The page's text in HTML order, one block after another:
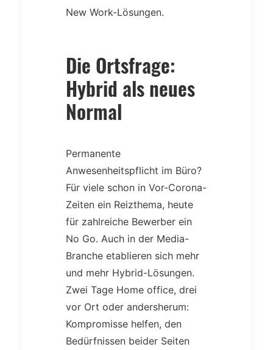
New Work-Lösungen.
Die Ortsfrage:
Hybrid als neues
Normal
Permanente
Anwesenheitspflicht im Büro?
Für viele schon in Vor-Corona-
Zeiten ein Reizthema, heute
für zahlreiche Bewerber ein
No Go. Auch in der Media-
Branche etablieren sich mehr
und mehr Hybrid-Lösungen.
Zwei Tage Home office, drei
vor Ort oder andersherum:
Kompromisse helfen, den
Bedürfnissen beider Seiten